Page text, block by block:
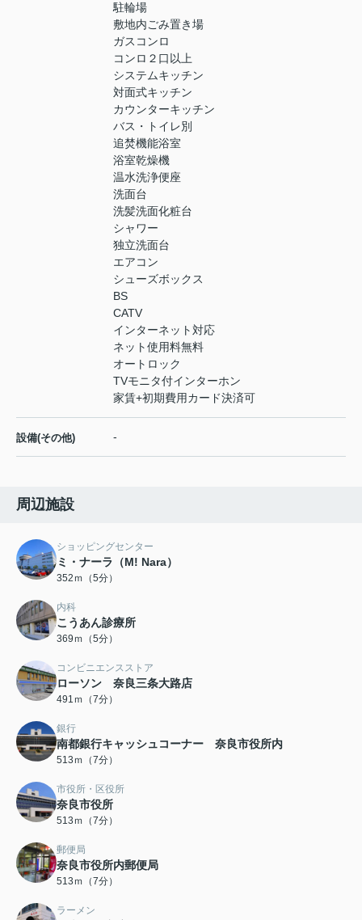
駐輪場
敷地内ごみ置き場
ガスコンロ
コンロ２口以上
システムキッチン
対面式キッチン
カウンターキッチン
バス・トイレ別
追焚機能浴室
浴室乾燥機
温水洗浄便座
洗面台
洗髪洗面化粧台
シャワー
独立洗面台
エアコン
シューズボックス
BS
CATV
インターネット対応
ネット使用料無料
オートロック
TVモニタ付インターホン
家賃+初期費用カード決済可
設備(その他) -
周辺施設
ショッピングセンター
ミ・ナーラ（M! Nara）
352ｍ（5分）
内科
こうあん診療所
369ｍ（5分）
コンビニエンスストア
ローソン 奈良三条大路店
491ｍ（7分）
銀行
南都銀行キャッシュコーナー 奈良市役所内
513ｍ（7分）
市役所・区役所
奈良市役所
513ｍ（7分）
郵便局
奈良市役所内郵便局
513ｍ（7分）
ラーメン